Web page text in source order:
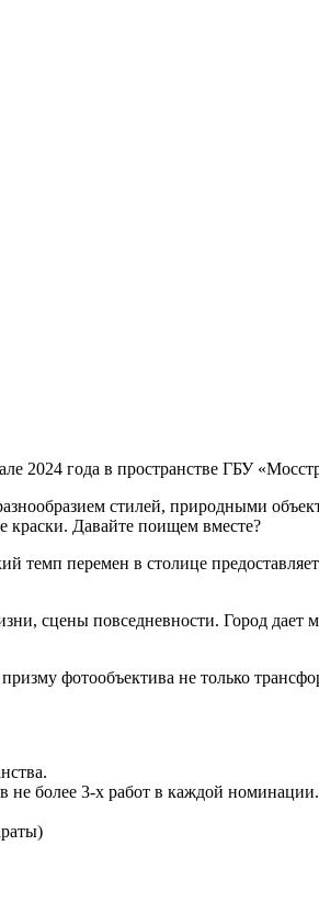
2024 года в пространстве ГБУ
стилей, природными
краски. Давайте поищем вместе?
темп перемен в столице
сцены повседневности. Город дает
фотообъектива не только
не более 3-х работ в каждой номинации.